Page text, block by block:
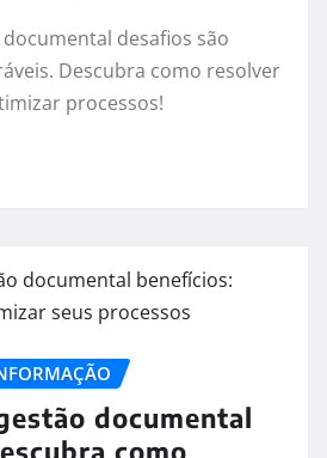
desafios são
Descubra como resolver
processos!
documental
como